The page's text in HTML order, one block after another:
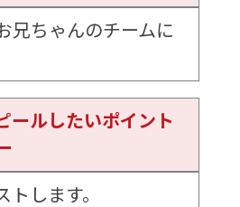
兄ちゃんのチームに
ールしたいポイント
トします。